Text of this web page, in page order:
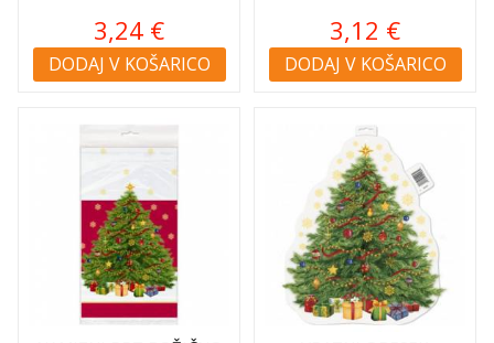
3,24 €
DODAJ V KOŠARICO
3,12 €
DODAJ V KOŠARICO